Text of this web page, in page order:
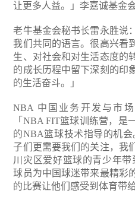
让更多人益。」李嘉诚基金
老牛基金会秘书长雷永胜说
我们共同的语言。很高兴看
生、对社会和对生活态度的
的成长历程中留下深刻的印
的生活奋斗。」
NBA 中国业务开发与市
「NBA FIT篮球训练营，是
的NBA篮球技术指导的机
子们更需要我们的关注，我
川灾区爱好篮球的青少年
球员为中国球迷带来最精彩
的比赛让他们感受到体育带